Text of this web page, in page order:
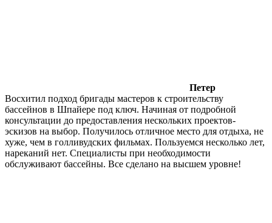
Петер
Восхитил подход бригады мастеров к строительству
бассейнов в Шпайере под ключ. Начиная от подробной
консультации до предоставления нескольких проектов-
эскизов на выбор. Получилось отличное место для отдыха, не
хуже, чем в голливудских фильмах. Пользуемся несколько лет,
нареканий нет. Специалисты при необходимости
обслуживают бассейны. Все сделано на высшем уровне!